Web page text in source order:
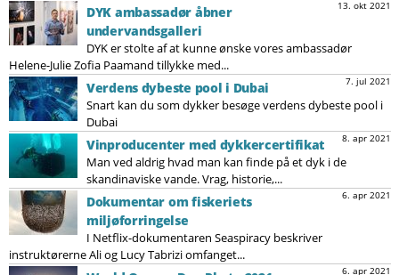
13. okt 2021
DYK ambassadør åbner
undervandsgalleri
DYK er stolte af at kunne ønske vores ambassadør
Helene-Julie Zofia Paamand tillykke med...
7. jul 2021
Verdens dybeste pool i Dubai
Snart kan du som dykker besøge verdens dybeste pool i
Dubai
8. apr 2021
Vinproducenter med dykkercertifikat
Man ved aldrig hvad man kan finde på et dyk i de
skandinaviske vande. Vrag, historie,...
6. apr 2021
Dokumentar om fiskeriets
miljøforringelse
I Netflix-dokumentaren Seaspiracy beskriver
instruktørerne Ali og Lucy Tabrizi omfanget...
6. apr 2021